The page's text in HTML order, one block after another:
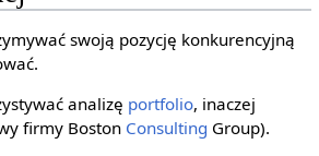
swoją pozycję konkurencyjną
analizę portfolio, inaczej
firmy Boston Consulting Group).